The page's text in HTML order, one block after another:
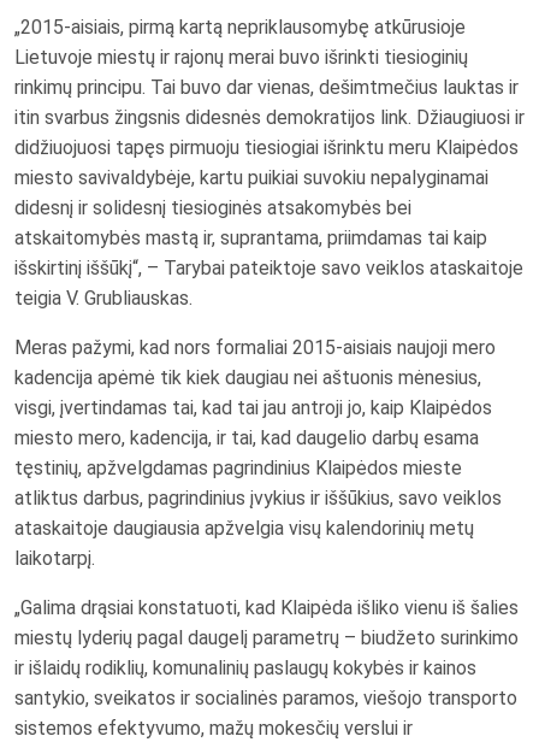
„2015-aisiais, pirmą kartą nepriklausomybę atkūrusioje
Lietuvoje miestų ir rajonų merai buvo išrinkti tiesioginių
rinkimų principu. Tai buvo dar vienas, dešimtmečius lauktas ir
itin svarbus žingsnis didesnės demokratijos link. Džiaugiuosi ir
didžiuojuosi tapęs pirmuoju tiesiogiai išrinktu meru Klaipėdos
miesto savivaldybėje, kartu puikiai suvokiu nepalyginamai
didesnį ir solidesnį tiesioginės atsakomybės bei
atskaitomybės mastą ir, suprantama, priimdamas tai kaip
išskirtinį iššūkį“, – Tarybai pateiktoje savo veiklos ataskaitoje
teigia V. Grubliauskas.
Meras pažymi, kad nors formaliai 2015-aisiais naujoji mero
kadencija apėmė tik kiek daugiau nei aštuonis mėnesius,
visgi, įvertindamas tai, kad tai jau antroji jo, kaip Klaipėdos
miesto mero, kadencija, ir tai, kad daugelio darbų esama
tęstinių, apžvelgdamas pagrindinius Klaipėdos mieste
atliktus darbus, pagrindinius įvykius ir iššūkius, savo veiklos
ataskaitoje daugiausia apžvelgia visų kalendorinių metų
laikotarpį.
„Galima drąsiai konstatuoti, kad Klaipėda išliko vienu iš šalies
miestų lyderių pagal daugelį parametrų – biudžeto surinkimo
ir išlaidų rodiklių, komunalinių paslaugų kokybės ir kainos
santykio, sveikatos ir socialinės paramos, viešojo transporto
sistemos efektyvumo, mažų mokesčių verslui ir